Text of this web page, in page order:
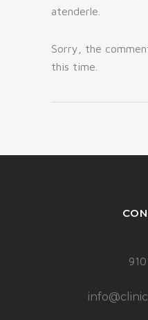
atenderle.
Sorry, the
this time.